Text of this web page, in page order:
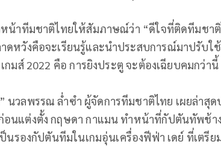
หน้าทีมชาติไทยให้สัมภาษณ์ว่า “ดีใจที่ติดทีมชา
ดหวังคือจะเรียนรู้และนำประสบการณ์มาปรับใ
กมส์ 2022 คือ การยิงประตู จะต้องเฉียบคมกว่า
นวลพรรณ ล่ำซำ ผู้จัดการทีมชาติไทย เผยล่าสุด
นแต่งตั้ง กฤษดา กาแมน ทำหน้าที่กัปตันทัพช้า
ป็นรองกัปตันทีมในเกมอุ่นเครื่องฟีฟ่า เดย์ ที่เตรีย